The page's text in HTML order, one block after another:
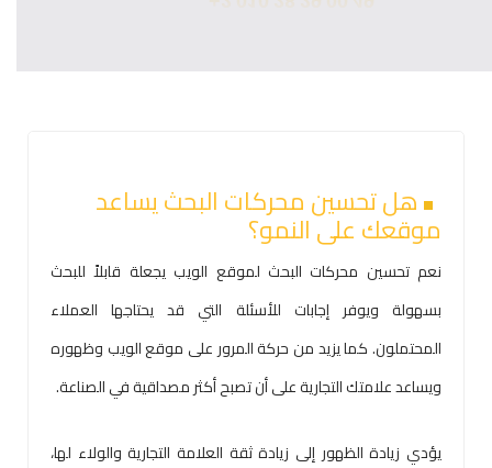
هل تحسين محركات البحث يساعد
موقعك على النمو؟
نعم تحسين محركات البحث لموقع الويب يجعلة قابلاً للبحث
بسهولة ويوفر إجابات للأسئلة التي قد يحتاجها العملاء
المحتملون. كما يزيد من حركة المرور على موقع الويب وظهوره
ويساعد علامتك التجارية على أن تصبح أكثر مصداقية في الصناعة.
يؤدي زيادة الظهور إلى زيادة ثقة العلامة التجارية والولاء لها،